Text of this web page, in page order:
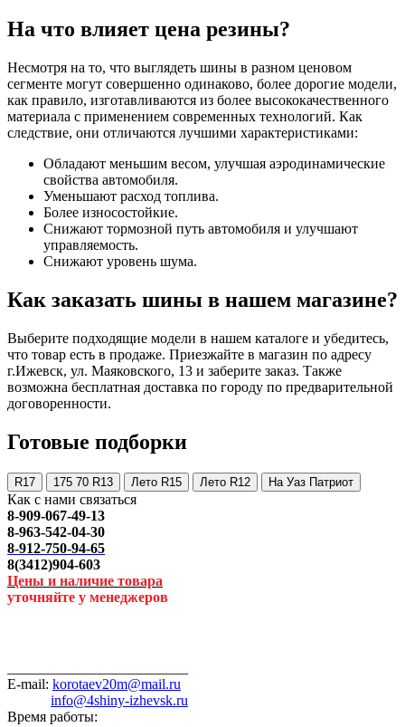
На что влияет цена резины?
Несмотря на то, что выглядеть шины в разном ценовом
сегменте могут совершенно одинаково, более дорогие модели,
как правило, изготавливаются из более высококачественного
материала с применением современных технологий. Как
следствие, они отличаются лучшими характеристиками:
Обладают меньшим весом, улучшая аэродинамические
свойства автомобиля.
Уменьшают расход топлива.
Более износостойкие.
Снижают тормозной путь автомобиля и улучшают
управляемость.
Снижают уровень шума.
Как заказать шины в нашем магазине?
Выберите подходящие модели в нашем каталоге и убедитесь,
что товар есть в продаже. Приезжайте в магазин по адресу
г.Ижевск, ул. Маяковского, 13 и заберите заказ. Также
возможна бесплатная доставка по городу по предварительной
договоренности.
Готовые подборки
R17 175 70 R13 Лето R15 Лето R12 На Уаз Патриот
Как с нами связаться
8-909-067-49-13
8-963-542-04-30
8-912-750-94-65
8(3412)904-603
Цены и наличие товара
уточняйте у менеджеров
E-mail: korotaev20m@mail.ru
info@4shiny-izhevsk.ru
Время работы: